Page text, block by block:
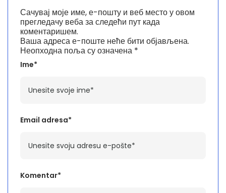
Ваша адреса е-поште неће бити објављена.
Неопходна поља су означена *
Komentar*
Ime*
Email adresa*
Сачувај моје име, е-пошту и веб место у овом
прегледачу веба за следећи пут када
коментаришем.